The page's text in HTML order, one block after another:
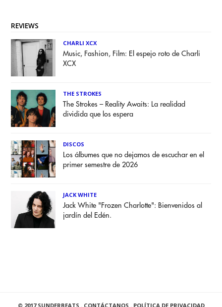
REVIEWS
CHARLI XCX
Music, Fashion, Film: El espejo roto de Charli
XCX
THE STROKES
The Strokes – Reality Awaits: La realidad
dividida que los espera
DISCOS
Los álbumes que no dejamos de escuchar en el
primer semestre de 2026
JACK WHITE
Jack White "Frozen Charlotte": Bienvenidos al
jardín del Edén.
© 2017 SUNDERBEATS . CONTÁCTANOS . POLÍTICA DE PRIVACIDAD